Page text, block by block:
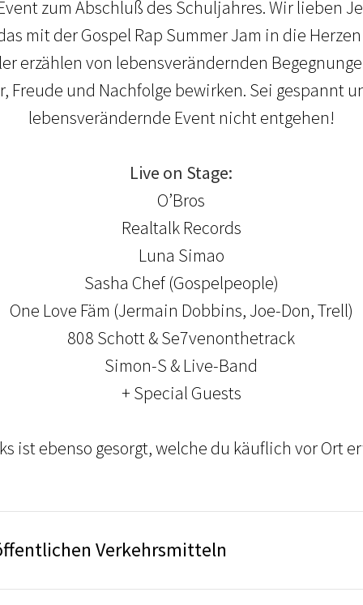
zum Abschluß des Schuljahres. Wir lieben
mit der Gospel Rap Summer Jam in die
erzählen von lebensverändernden
Freude und Nachfolge bewirken. Sei gespannt
lebensverändernde Event nicht entgehen!
Live on Stage:
O’Bros
Realtalk Records
Luna Simao
Sasha Chef (Gospelpeople)
One Love Fäm (Jermain Dobbins, Joe-Don, Trell)
808 Schott & Se7venonthetrack
Simon-S & Live-Band
+ Special Guests
ist ebenso gesorgt, welche du käuflich vor Ort
Verkehrsmitteln